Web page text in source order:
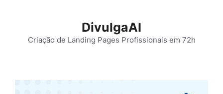
conteúdo
DivulgaAI
Criação de Landing Pages Profissionais em 72h